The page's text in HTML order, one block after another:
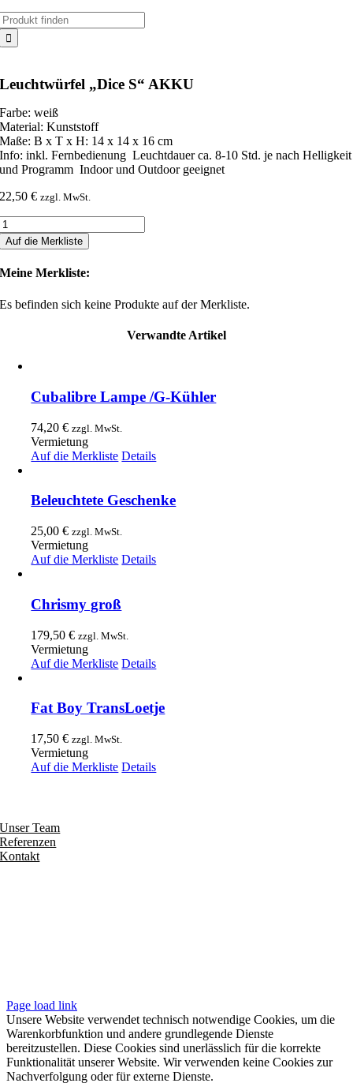
Leuchtwürfel „Dice S“ AKKU
Farbe: weiß
Material: Kunststoff
Maße: B x T x H: 14 x 14 x 16 cm
Info: inkl. Fernbedienung Leuchtdauer ca. 8-10 Std. je nach Helligkeit
und Programm Indoor und Outdoor geeignet
22,50€ zzgl. MwSt.
Auf die Merkliste
Meine Merkliste:
Es befinden sich keine Produkte auf der Merkliste.
Verwandte Artikel
Cubalibre Lampe /G-Kühler
74,20€ zzgl. MwSt.
Vermietung
Auf die Merkliste Details
Beleuchtete Geschenke
25,00€ zzgl. MwSt.
Vermietung
Auf die Merkliste Details
Chrismy groß
179,50€ zzgl. MwSt.
Vermietung
Auf die Merkliste Details
Fat Boy TransLoetje
17,50€ zzgl. MwSt.
Vermietung
Auf die Merkliste Details
Unser Team
Referenzen
Kontakt
Page load link
Unsere Website verwendet technisch notwendige Cookies, um die
Warenkorbfunktion und andere grundlegende Dienste
bereitzustellen. Diese Cookies sind unerlässlich für die korrekte
Funktionalität unserer Website. Wir verwenden keine Cookies zur
Nachverfolgung oder für externe Dienste.